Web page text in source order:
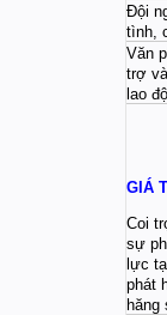
Đội
tình,
Văn
trợ
lao
GIÁ
Coi
sự
lực
phát
hăng